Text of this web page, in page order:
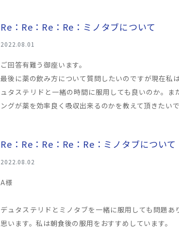
Re：Re：Re：Re：ミノタブについて
2022.08.01
ご回答有難う御座います。
最後に薬の飲み方について質問したいのですが現在私
ュタステリドと一緒の時間に服用しても良いのか。
ングが薬を効率良く吸収出来るのかを教えて頂きたい
Re：Re：Re：Re：Re：ミノタブについて
2022.08.02
A様
デュタステリドとミノタブを一緒に服用しても問題
思います。私は朝食後の服用をおすすめしています。